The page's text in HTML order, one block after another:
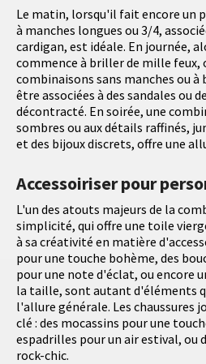
Le matin, lorsqu'il fait encore un
à manches longues ou 3/4,
cardigan, est idéale. En journée,
commence à briller de mille feux,
combinaisons sans manches ou
être associées à des sandales ou
décontracté. En soirée, une
sombres ou aux détails raffinés,
et des bijoux discrets, offre une
Accessoiriser pour
L'un des atouts majeurs de la
simplicité, qui offre une toile
à sa créativité en matière
pour une touche bohème, des
pour une note d'éclat, ou encore
la taille, sont autant d'éléments
l'allure générale. Les chaussures
clé : des mocassins pour une
espadrilles pour un air estival, ou
rock-chic.